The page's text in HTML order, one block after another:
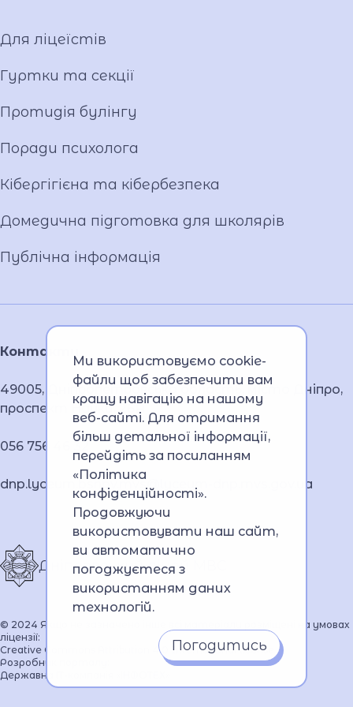
Контакти
49005, Дніпропетровська область, місто Дніпро,
проспект Науки, 26А
056 756 46 32
dnp.lyceum.bsnpv.mvs@lyceum-dnp.mvs.gov.ua
Дніпровський ліцей МВС
© 2024 Якщо не зазначено інше всі матеріали розміщені на умовах
ліцензії:
Creative Commons Attribution 4.0 International license
Розробник порталу:
Державна ІТ-компанія «ІНФОТЕХ»
Відеопроєкт «Кирилиця»
Для ліцеїстів
Гуртки та секції
Протидія булінгу
Поради психолога
Кібергігієна та кібербезпека
Домедична підготовка для школярів
Публічна інформація
Ми використовуємо cookie-
файли щоб забезпечити вам
кращу навігацію на нашому
веб-сайті. Для отримання
більш детальної інформації,
перейдіть за посиланням
«Політика
конфіденційності».
Продовжуючи
використовувати наш сайт,
ви автоматично
погоджуєтеся з
використанням даних
технологій.
Погодитись